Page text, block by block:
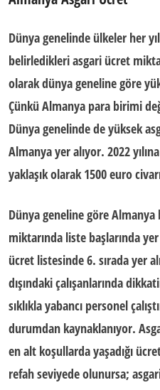
Dünya genelinde ülkeler her
belirledikleriasgari ücret
olarak dünya geneline göre
Çünkü Almanya para birimi
Dünya genelinde de yüksek
Almanya yer alıyor. 2022
yaklaşık olarak 1500 euro
Dünya geneline göre
miktarında liste başlarında
ücret listesinde 6. sırada yer
dışındaki çalışanlarında
sıklıkla yabancı personel
durumdan kaynaklanıyor.
en alt koşullarda yaşadığı
refah seviyede olunursa;